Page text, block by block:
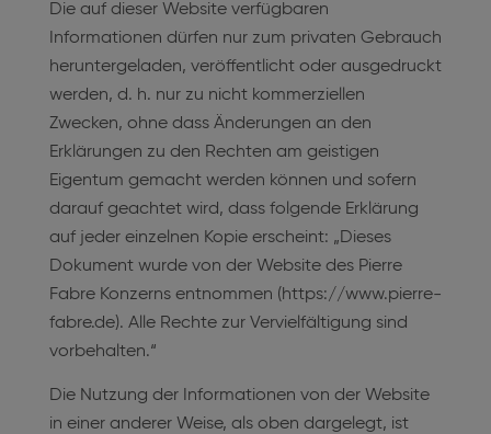
Die auf dieser Website verfügbaren
Informationen dürfen nur zum privaten Gebrauch
heruntergeladen, veröffentlicht oder ausgedruckt
werden, d. h. nur zu nicht kommerziellen
Zwecken, ohne dass Änderungen an den
Erklärungen zu den Rechten am geistigen
Eigentum gemacht werden können und sofern
darauf geachtet wird, dass folgende Erklärung
auf jeder einzelnen Kopie erscheint: „Dieses
Dokument wurde von der Website des Pierre
Fabre Konzerns entnommen (https://www.pierre-
fabre.de). Alle Rechte zur Vervielfältigung sind
vorbehalten.“
Die Nutzung der Informationen von der Website
in einer anderer Weise, als oben dargelegt, ist